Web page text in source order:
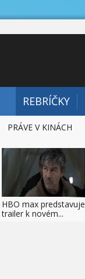
REBRÍČKY
PRÁVE V KINÁCH
HBO max predstavuje
trailer k novém...